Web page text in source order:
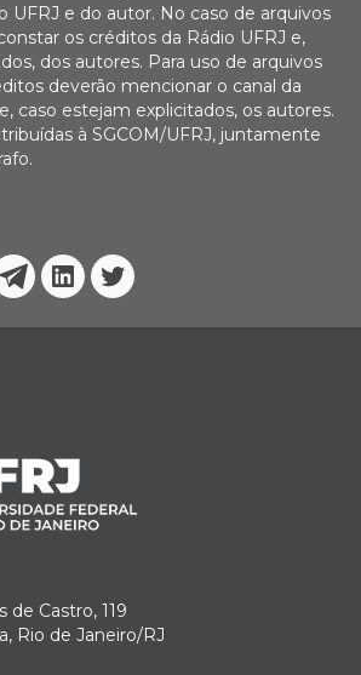
Telegram
Linkedin
Twitter
UFRJ e do autor. No caso de arquivos
os créditos da Rádio UFRJ e,
dos autores. Para uso de arquivos
deverão mencionar o canal da
caso estejam explicitados, os autores.
à SGCOM/UFRJ, juntamente
de Castro, 119
Rio de Janeiro/RJ